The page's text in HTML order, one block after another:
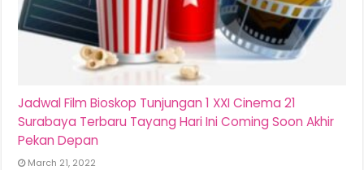
Jadwal Film Bioskop Tunjungan 1 XXI Cinema 21
Surabaya Terbaru Tayang Hari Ini Coming Soon Akhir
Pekan Depan
March 21, 2022